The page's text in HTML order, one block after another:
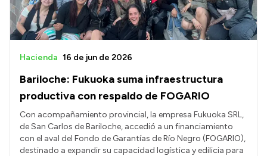
Presupuesto
Boletín Oficial
Compras y licitaciones
Consulta de pago a proveedores
Convocatorias
Intranet
Login
Bariloche: Fukuoka suma infraestructura
productiva con respaldo de FOGARIO
Hacienda 16 de jun de 2026
Con acompañamiento provincial, la empresa Fukuoka SRL,
de San Carlos de Bariloche, accedió a un financiamiento
con el aval del Fondo de Garantías de Río Negro (FOGARIO),
destinado a expandir su capacidad logística y edilicia para